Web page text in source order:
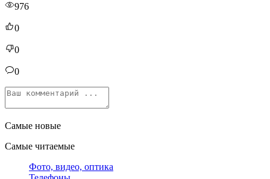
976
0
0
0
Самые новые
Самые читаемые
Фото, видео, оптика